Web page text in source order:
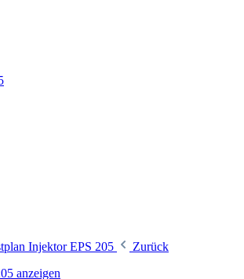
Injektor EPS 205
Zurück
anzeigen